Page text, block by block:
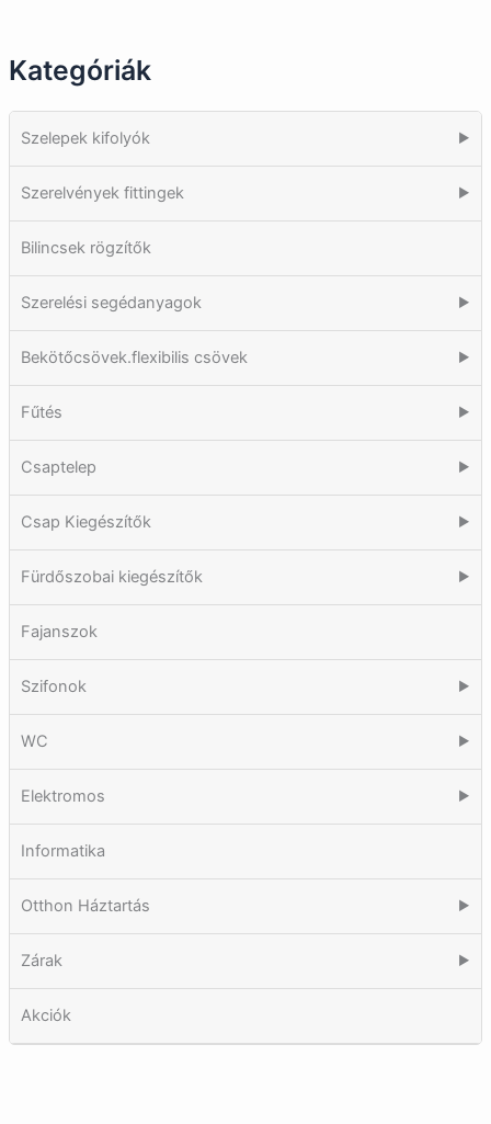
Kategóriák
Szelepek kifolyók ▶
Szerelvények fittingek ▶
Bilincsek rögzítők
Szerelési segédanyagok ▶
Bekötőcsövek.flexibilis csövek ▶
Fűtés ▶
Csaptelep ▶
Csap Kiegészítők ▶
Fürdőszobai kiegészítők ▶
Fajanszok
Szifonok ▶
WC ▶
Elektromos ▶
Informatika
Otthon Háztartás ▶
Zárak ▶
Akciók